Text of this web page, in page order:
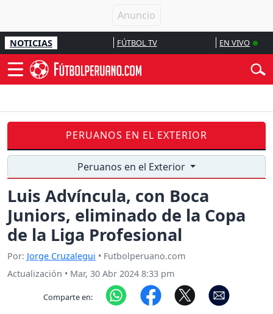
NOTICIAS FÚTBOL TV EN VIVO
PERUANOS EN EL EXTERIOR
Peruanos en el Exterior
Luis Advíncula, con Boca
Juniors, eliminado de la Copa
de la Liga Profesional
Por: Jorge Cruzalegui • Futbolperuano.com
Actualización • Mar, 30 Abr 2024 8:33 pm
Comparte en: